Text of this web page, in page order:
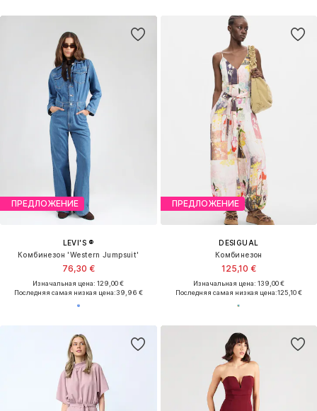
ПРЕДЛОЖЕНИЕ
LEVI'S ®
Комбинезон 'Western Jumpsuit'
76,30 €
Изначальная цена: 129,00 €
Последняя самая низкая цена:39,96 €
ПРЕДЛОЖЕНИЕ
DESIGUAL
Комбинезон
125,10 €
Изначальная цена: 139,00 €
Последняя самая низкая цена:125,10 €